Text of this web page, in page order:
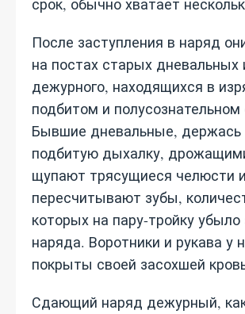
срок, обычно хватает
После заступления в наряд
на постах старых дневальных
дежурного, находящихся в
подбитом и полусознательном
Бывшие дневальные, держась
подбитую дыхалку,
щупают трясущиеся челюсти и
пересчитывают зубы,
которых на пару-тройку
наряда. Воротники и рукава у
покрыты своей засохшей
Сдающий наряд дежурный,